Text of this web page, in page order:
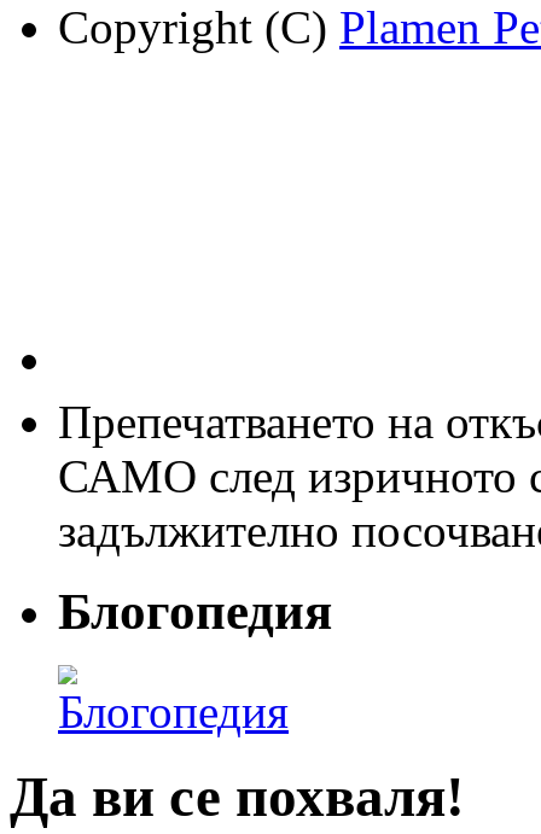
Copyright (C) Plamen
Препечатването на
САМО след изричното
задължително
Блогопедия
Да ви се похваля!